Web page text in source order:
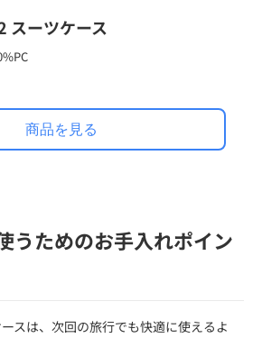
スーツケース
商品を見る
うためのお手入れポイン
スは、次回の旅行でも快適に使えるよ